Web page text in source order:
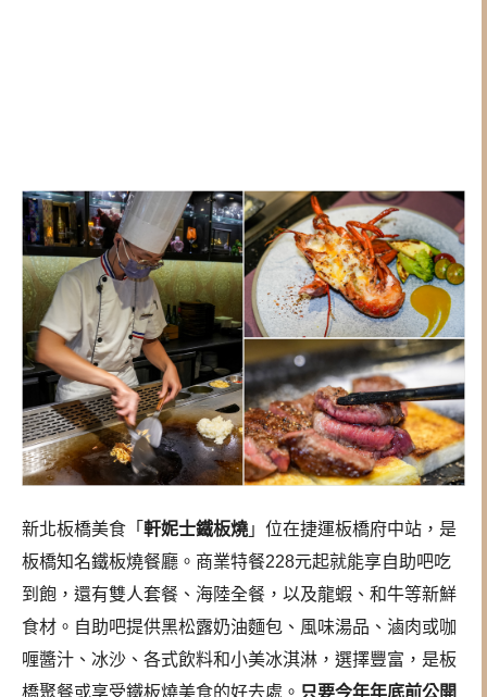
新北板橋美食「 軒妮士鐵板燒 」位在捷運板橋府中站，是
板橋知名鐵板燒餐廳。商業特餐228元起就能享自助吧吃
到飽，還有雙人套餐、海陸全餐，以及龍蝦、和牛等新鮮
食材。自助吧提供黑松露奶油麵包、風味湯品、滷肉或咖
喱醬汁、冰沙、各式飲料和小美冰淇淋，選擇豐富，是板
橋聚餐或享受鐵板燒美食的好去處。 只要今年年底前公開